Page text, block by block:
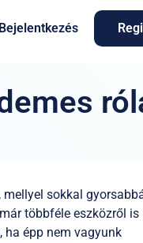
Bejelentkezés
sokkal
többféle eszközről is
épp nem vagyunk